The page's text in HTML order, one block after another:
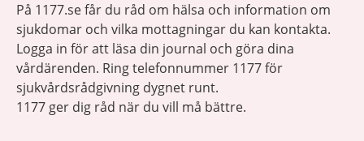
På 1177.se får du råd om hälsa och information om
sjukdomar och vilka mottagningar du kan kontakta.
Logga in för att läsa din journal och göra dina
vårdärenden. Ring telefonnummer 1177 för
sjukvårdsrådgivning dygnet runt.
1177 ger dig råd när du vill må bättre.